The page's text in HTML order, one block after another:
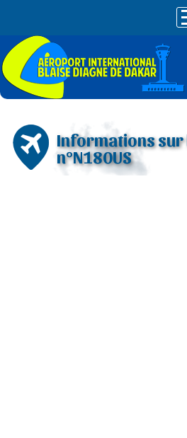
Informations
n°N180US